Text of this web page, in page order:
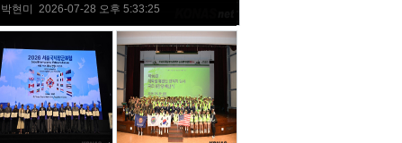
박현미 2026-07-28 오후 5:33:25